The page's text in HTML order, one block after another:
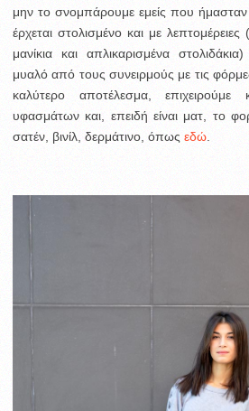
μην το σνομπάρουμε εμείς που ήμασταν
έρχεται στολισμένο και με
μανίκια και απλικαρισμένα
μυαλό από τους συνειρμούς με τις
καλύτερο αποτέλεσμα, επιχειρούμε
υφασμάτων και, επειδή είναι ματ, το
σατέν, βινίλ, δερμάτινο, όπως εδώ